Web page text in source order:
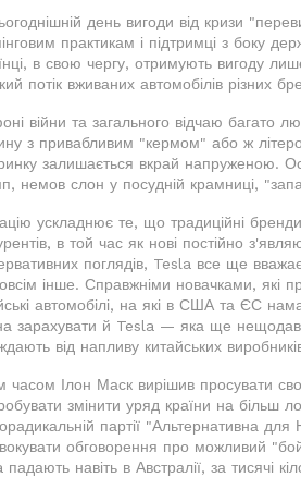
день вигоди від кризи
практикам і підтримці з боку
в свою чергу, отримують вигоду
потік вживаних автомобілів різних
війни та загального відчаю багато
з привабливим "кермом" або ж
залишається вкрай напруженою.
немов слон у посудній крамниці,
ускладнює те, що традиційні
в той час як нові постійно
поглядів, Tesla все ще
інше. Справжніми новачками, які
автомобілі, на які в США та ЄС
зарахувати й Tesla — яка ще
від напливу китайських
часом Ілон Маск вирішив просувати
змінити уряд країни на більш
партії "Альтернативна
обговорення про можливий
падають навіть в Австралії, за тисячі